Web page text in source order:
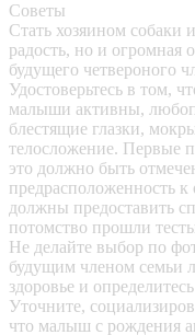
Советы
Стать хозяином собаки
радость, но и огромная
будущего четвероного
Удостоверьтесь в том,
малыши активны,
блестящие глазки,
телосложение. Первые
это должно быть
предрасположенность
должны предоставить
потомство прошли
Не делайте выбор по
будущим членом семьи
здоровье и
Уточните,
что малыш с рождения